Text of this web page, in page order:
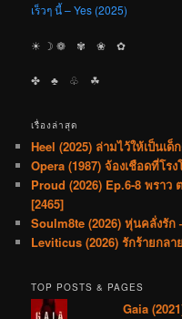
เร็วๆ นี้ – Yes (2025)
☀︎ ☽ ❁ ✾ ❀ ✿
✤ ♣︎ ♧ ☘︎
เรื่องล่าสุด
Heel (2025) ล่ามไว้ให้เป็นเด็
Opera (1987) จ้องเชือดที่โร
Proud (2026) Ep.6-8 พราว
[2465]
Soulm8te (2026) หุ่นคลั่งรัก
Leviticus (2026) รักร้ายกลา
TOP POSTS & PAGES
Gaia